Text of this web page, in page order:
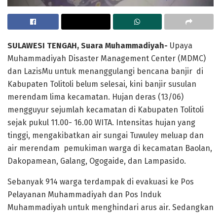
SULAWESI TENGAH, Suara Muhammadiyah- Upaya
Muhammadiyah Disaster Management Center (MDMC)
dan LazisMu untuk menanggulangi bencana banjir di
Kabupaten Tolitoli belum selesai, kini banjir susulan
merendam lima kecamatan. Hujan deras (13/06)
mengguyur sejumlah kecamatan di Kabupaten Tolitoli
sejak pukul 11.00- 16.00 WITA. Intensitas hujan yang
tinggi, mengakibatkan air sungai Tuwuley meluap dan
air merendam pemukiman warga di kecamatan Baolan,
Dakopamean, Galang, Ogogaide, dan Lampasido.
Sebanyak 914 warga terdampak di evakuasi ke Pos
Pelayanan Muhammadiyah dan Pos Induk
Muhammadiyah untuk menghindari arus air. Sedangkan